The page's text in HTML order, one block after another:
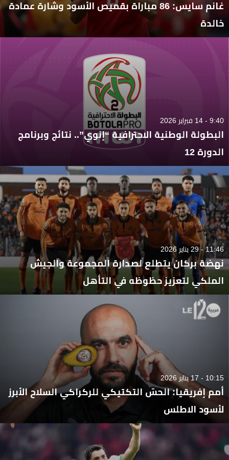
غانم سايس: 86 مباراة بقميص الأسود وشارة عمادة
خالدة
9:40 - 14 فبراير 2026
البطولة الوطنية الاحترافية “إنوي”.. نتائج وبرنامج
الدورة 12
11:46 - 29 يناير 2026
نهضة بركان يتطلع لصدارة المجموعة والجيش
الملكي لتعزيز حظوظه في التأهل
10:15 - 17 يناير 2026
أمم إفريقيا: الحسّ التكتيكي للركراكي السلاح الأبرز
لأسود الاطلس